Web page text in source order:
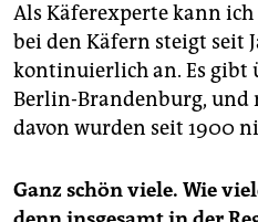
Als Käferexperte kann
bei den Käfern steigt seit
kontinuierlich an. Es gibt
Berlin-Brandenburg,
davon wurden seit 1900
Ganz schön viele. Wie